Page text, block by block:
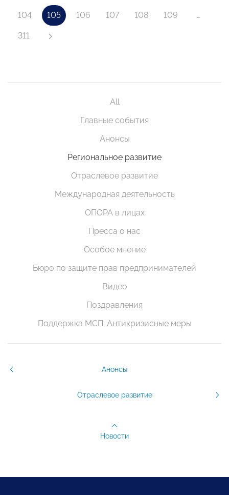
104 105 106 107 108 109 …
311
All
Главные события
Анонсы
Региональное развитие
Отраслевое развитие
Международная деятельность
ОПОРА в лицах
Пресса о нас
Особое мнение
Бюро по защите прав предпринимателей
Видео
Поздравления
Поддержка МСП. Антикризисные меры
Анонсы
Отраслевое развитие
Новости